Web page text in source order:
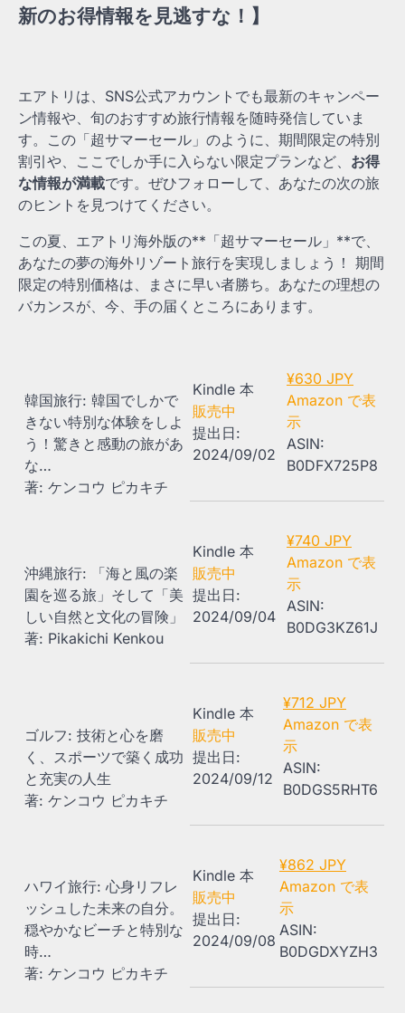
新のお得情報を見逃すな！】
エアトリは、SNS公式アカウントでも最新のキャンペー
ン情報や、旬のおすすめ旅行情報を随時発信していま
す。この「超サマーセール」のように、期間限定の特別
割引や、ここでしか手に入らない限定プランなど、 お得
な情報が満載です。ぜひフォローして、あなたの次の旅
のヒントを見つけてください。
この夏、エアトリ海外版の**「超サマーセール」**で、
あなたの夢の海外リゾート旅行を実現しましょう！ 期間
限定の特別価格は、まさに早い者勝ち。あなたの理想の
バカンスが、今、手の届くところにあります。
韓国旅行: 韓国でしかで
きない特別な体験をしよ
う！驚きと感動の旅があ
な…
著: ケンコウ ピカキチ
Kindle 本
販売中
提出日:
2024/09/02
¥630 JPY
Amazon で表
示
ASIN:
B0DFX725P8
沖縄旅行: 「海と風の楽
園を巡る旅」そして「美
しい自然と文化の冒険」
著: Pikakichi Kenkou
Kindle 本
販売中
提出日:
2024/09/04
¥740 JPY
Amazon で表
示
ASIN:
B0DG3KZ61J
ゴルフ: 技術と心を磨
く、スポーツで築く成功
と充実の人生
著: ケンコウ ピカキチ
Kindle 本
販売中
提出日:
2024/09/12
¥712 JPY
Amazon で表
示
ASIN:
B0DGS5RHT6
ハワイ旅行: 心身リフレ
ッシュした未来の自分。
穏やかなビーチと特別な
時…
著: ケンコウ ピカキチ
Kindle 本
販売中
提出日:
2024/09/08
¥862 JPY
Amazon で表
示
ASIN:
B0DGDXYZH3